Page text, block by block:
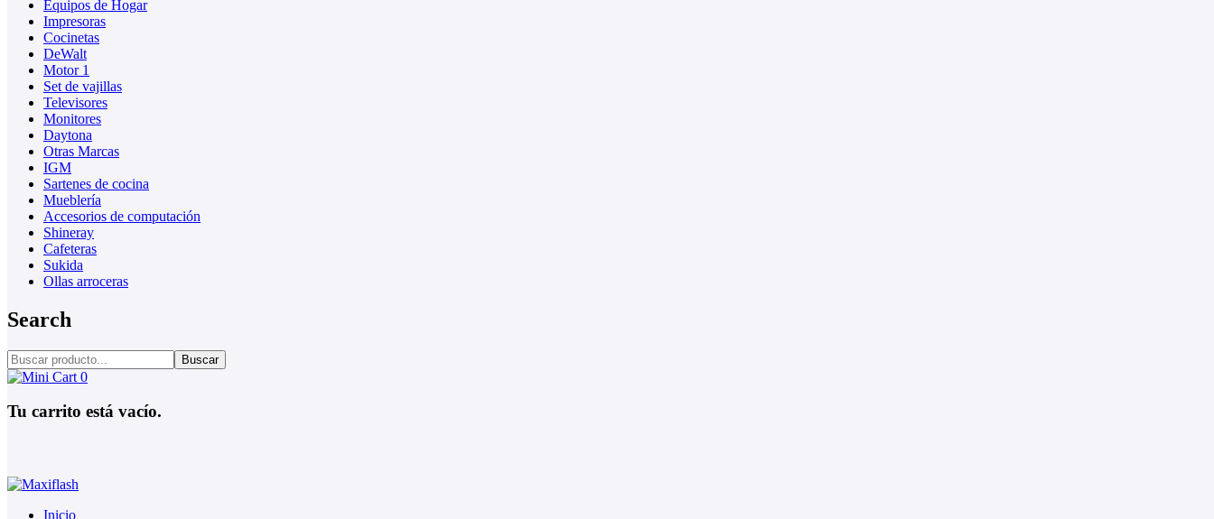
Equipos de Hogar
Impresoras
Cocinetas
DeWalt
Motor 1
Set de vajillas
Televisores
Monitores
Daytona
Otras Marcas
IGM
Sartenes de cocina
Mueblería
Accesorios de computación
Shineray
Cafeteras
Sukida
Ollas arroceras
Search
Buscar
0
Tu carrito está vacío.
Inicio